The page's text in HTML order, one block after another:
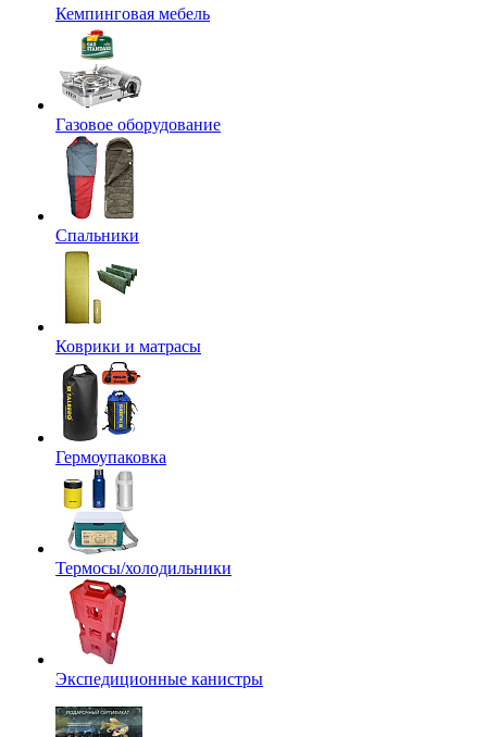
Кемпинговая мебель
Газовое оборудование
Спальники
Коврики и матрасы
Гермоупаковка
Термосы/холодильники
Экспедиционные канистры